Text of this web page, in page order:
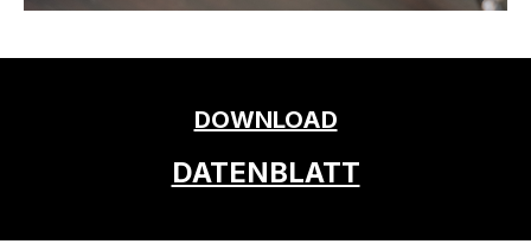
DOWNLOAD
DATENBLATT